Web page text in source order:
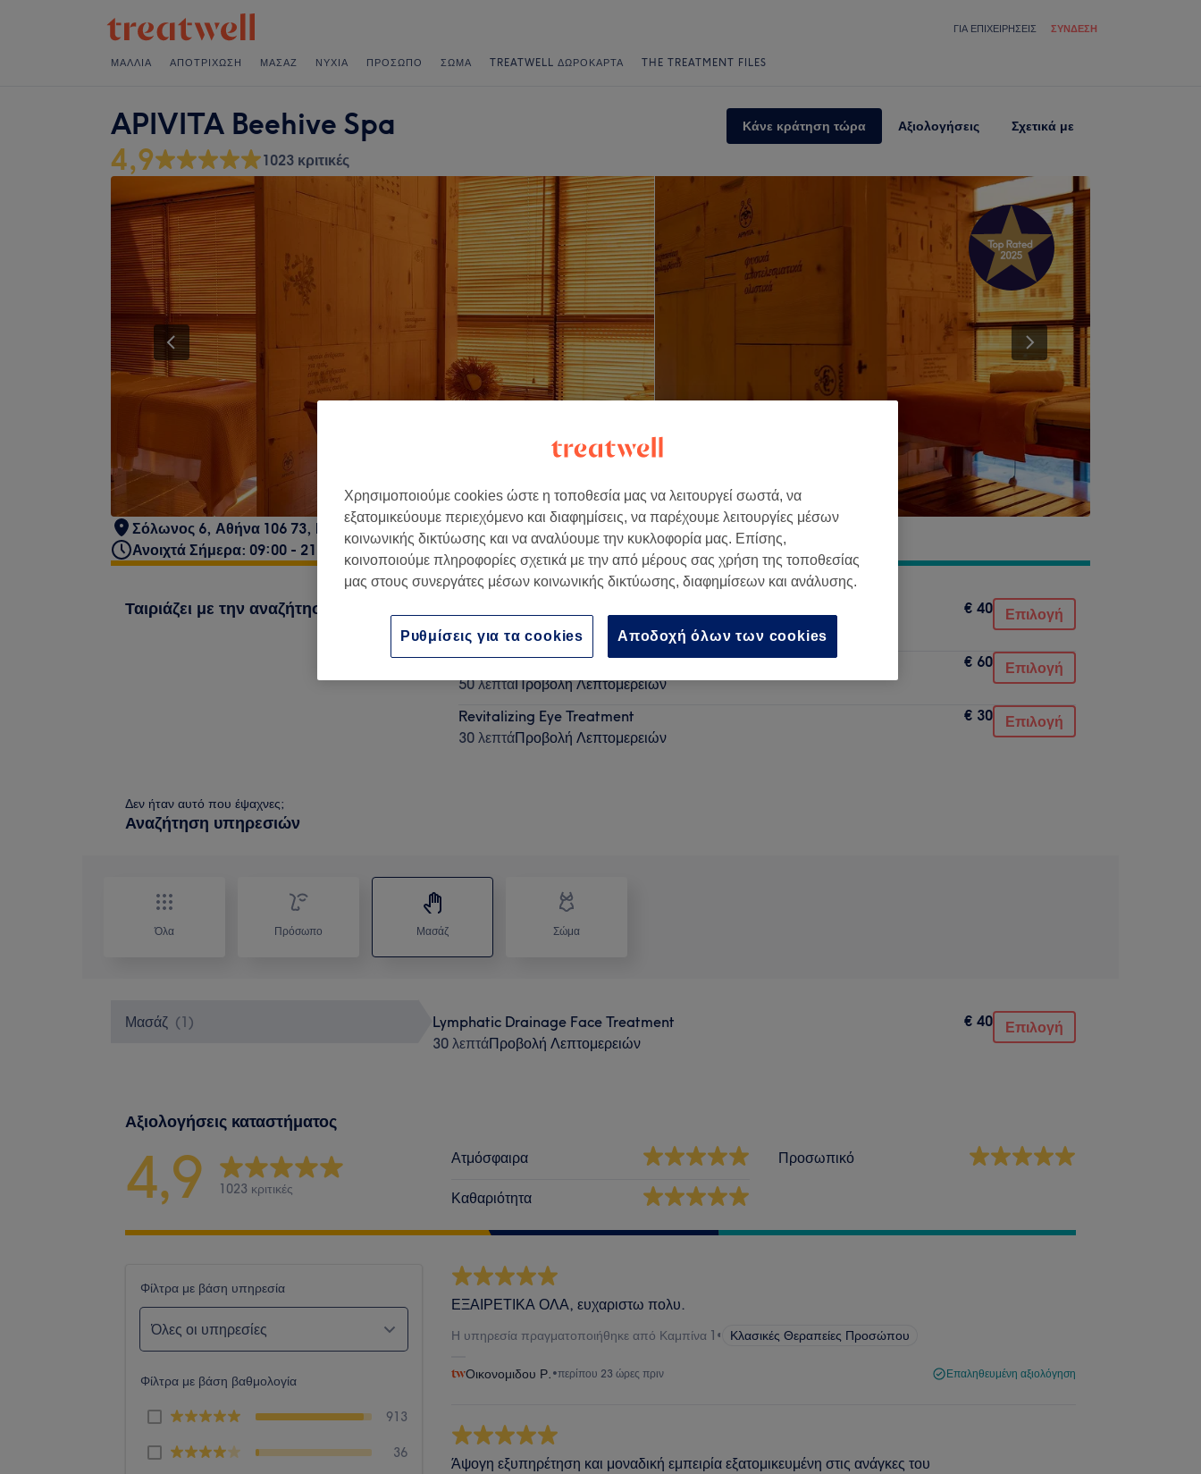
ΓΙΑ ΕΠΙΧΕΙΡΉΣΕΙΣ ΣΎΝΔΕΣΗ
ΜΑΛΛΙΆ ΑΠΟΤΡΊΧΩΣΗ ΜΑΣΆΖ ΝΎΧΙΑ ΠΡΌΣΩΠΟ ΣΏΜΑ TREATWELL ΔΩΡΟΚΆΡΤΑ THE TREATMENT FILES
APIVITA Beehive Spa Κάνε κράτηση τώρα Αξιολογήσεις Σχετικά με
4,9 1023 κριτικές
Σόλωνος 6, Αθήνα 106 73, Ελλάδα
Ανοιχτά Σήμερα: 09:00 - 21:00
Ταιριάζει με την αναζήτησή σου
30 λεπτάΠροβολή Λεπτομερειών
€ 40 Επιλογή
Meditarrenean Skin Food Menu
50 λεπτάΠροβολή Λεπτομερειών
€ 60 Επιλογή
Revitalizing Eye Treatment
30 λεπτάΠροβολή Λεπτομερειών
€ 30 Επιλογή
Δεν ήταν αυτό που έψαχνες;
Αναζήτηση υπηρεσιών
Όλα Πρόσωπο Μασάζ Σώμα
Μασάζ (1 )
Lymphatic Drainage Face Treatment
30 λεπτάΠροβολή Λεπτομερειών
€ 40 Επιλογή
Αξιολογήσεις καταστήματος
4,9 1023 κριτικές
Ατμόσφαιρα
Καθαριότητα
Προσωπικό
Φίλτρα με βάση υπηρεσία
Όλες οι υπηρεσίες
Φίλτρα με βάση βαθμολογία
913
36
ΕΞΑΙΡΕΤΙΚΑ ΟΛΑ, ευχαριστω πολυ.
Η υπηρεσία πραγματοποιήθηκε από Καμπίνα 1 • Κλασικές Θεραπείες Προσώπου
Οικονομιδου Ρ. •περίπου 23 ώρες πριν Επαληθευμένη αξιολόγηση
Άψογη εξυπηρέτηση και μοναδική εμπειρία εξατομικευμένη στις ανάγκες του
Χρησιμοποιούμε cookies ώστε η τοποθεσία μας να λειτουργεί σωστά, να
εξατομικεύουμε περιεχόμενο και διαφημίσεις, να παρέχουμε λειτουργίες μέσων
κοινωνικής δικτύωσης και να αναλύουμε την κυκλοφορία μας. Επίσης,
κοινοποιούμε πληροφορίες σχετικά με την από μέρους σας χρήση της τοποθεσίας
μας στους συνεργάτες μέσων κοινωνικής δικτύωσης, διαφημίσεων και ανάλυσης.
Αποδοχή όλων των cookies
Ρυθμίσεις για τα cookies